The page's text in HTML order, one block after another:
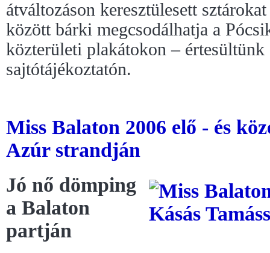
átváltozáson keresztülesett
között bárki megcsodálhatja a
közterületi plakátokon –
sajtótájékoztatón.
Miss Balaton 2006 elő - és
Azúr strandján
Jó nő dömping
a Balaton
partján